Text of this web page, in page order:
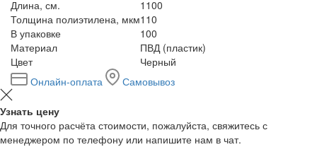
Длина, см.
1100
Толщина полиэтилена, мкм110
В упаковке
100
Материал
ПВД (пластик)
Цвет
Черный
Онлайн-оплата
Самовывоз
Узнать цену
Для точного расчёта стоимости, пожалуйста, свяжитесь с
менеджером по телефону или напишите нам в чат.